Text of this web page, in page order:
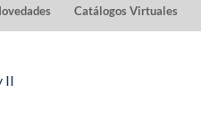
Catálogos Virtuales